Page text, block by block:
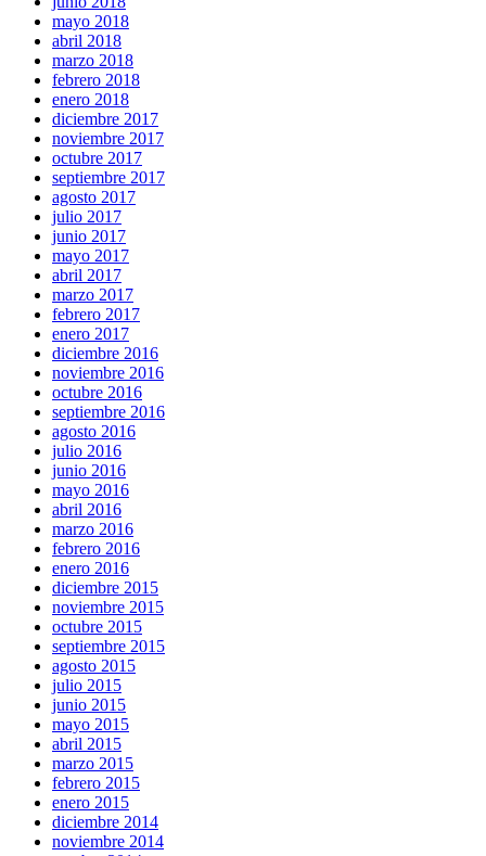
mayo 2018
abril 2018
marzo 2018
febrero 2018
enero 2018
diciembre 2017
noviembre 2017
octubre 2017
septiembre 2017
agosto 2017
julio 2017
junio 2017
mayo 2017
abril 2017
marzo 2017
febrero 2017
enero 2017
diciembre 2016
noviembre 2016
octubre 2016
septiembre 2016
agosto 2016
julio 2016
junio 2016
mayo 2016
abril 2016
marzo 2016
febrero 2016
enero 2016
diciembre 2015
noviembre 2015
octubre 2015
septiembre 2015
agosto 2015
julio 2015
junio 2015
mayo 2015
abril 2015
marzo 2015
febrero 2015
enero 2015
diciembre 2014
noviembre 2014